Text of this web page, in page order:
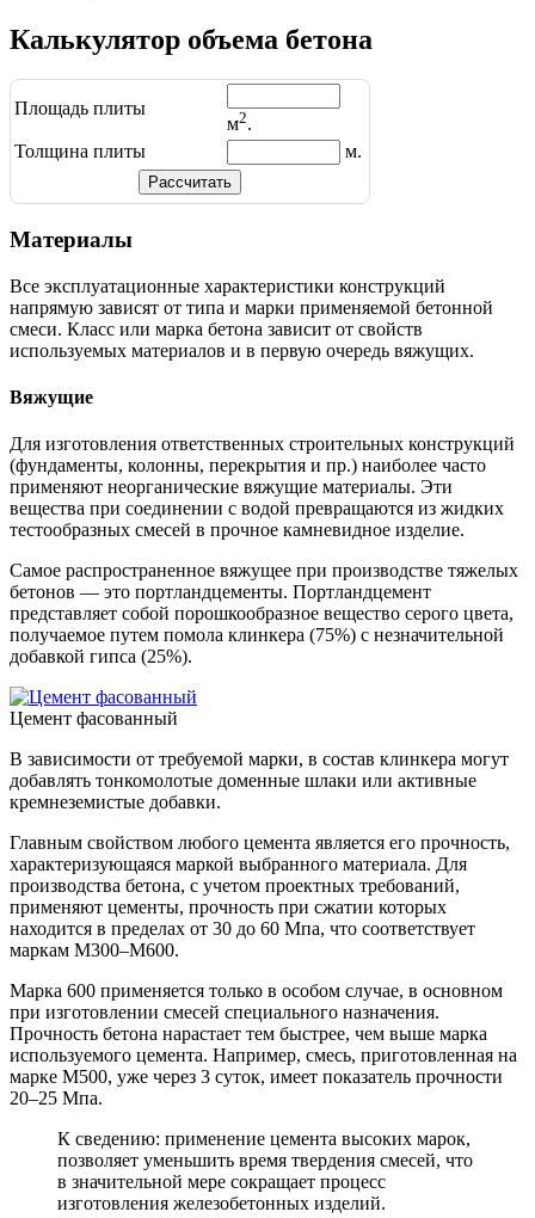
Калькулятор объема бетона
Площадь плиты
м2.
Толщина плиты
м.
Материалы
Все эксплуатационные характеристики конструкций
напрямую зависят от типа и марки применяемой бетонной
смеси. Класс или марка бетона зависит от свойств
используемых материалов и в первую очередь вяжущих.
Вяжущие
Для изготовления ответственных строительных конструкций
(фундаменты, колонны, перекрытия и пр.) наиболее часто
применяют неорганические вяжущие материалы. Эти
вещества при соединении с водой превращаются из жидких
тестообразных смесей в прочное камневидное изделие.
Самое распространенное вяжущее при производстве тяжелых
бетонов — это портландцементы. Портландцемент
представляет собой порошкообразное вещество серого цвета,
получаемое путем помола клинкера (75%) с незначительной
добавкой гипса (25%).
Цемент фасованный
В зависимости от требуемой марки, в состав клинкера могут
добавлять тонкомолотые доменные шлаки или активные
кремнеземистые добавки.
Главным свойством любого цемента является его прочность,
характеризующаяся маркой выбранного материала. Для
производства бетона, с учетом проектных требований,
применяют цементы, прочность при сжатии которых
находится в пределах от 30 до 60 Мпа, что соответствует
маркам М300–М600.
Марка 600 применяется только в особом случае, в основном
при изготовлении смесей специального назначения.
Прочность бетона нарастает тем быстрее, чем выше марка
используемого цемента. Например, смесь, приготовленная на
марке М500, уже через 3 суток, имеет показатель прочности
20–25 Мпа.
К сведению: применение цемента высоких марок,
позволяет уменьшить время твердения смесей, что
в значительной мере сокращает процесс
изготовления железобетонных изделий.